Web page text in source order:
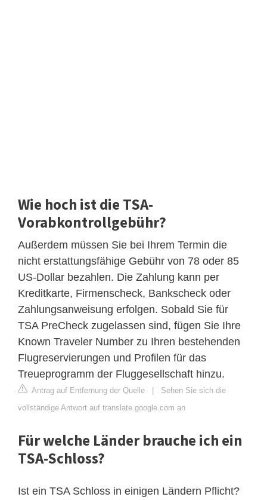
Wie hoch ist die TSA-
Vorabkontrollgebühr?
Außerdem müssen Sie bei Ihrem Termin die
nicht erstattungsfähige Gebühr von 78 oder 85
US-Dollar bezahlen. Die Zahlung kann per
Kreditkarte, Firmenscheck, Bankscheck oder
Zahlungsanweisung erfolgen. Sobald Sie für
TSA PreCheck zugelassen sind, fügen Sie Ihre
Known Traveler Number zu Ihren bestehenden
Flugreservierungen und Profilen für das
Treueprogramm der Fluggesellschaft hinzu.
Antrag auf Entfernung der Quelle | Sehen Sie sich die
vollständige Antwort auf translate.google.com an
Für welche Länder brauche ich ein
TSA-Schloss?
Ist ein TSA Schloss in einigen Ländern Pflicht?